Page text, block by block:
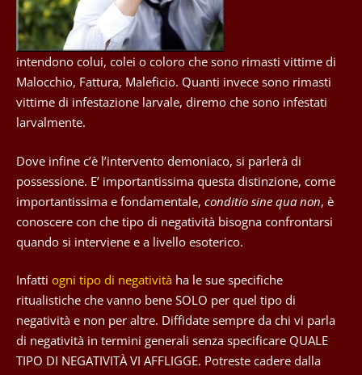
intendono colui, colei o coloro che sono rimasti vittime di
Malocchio, Fattura, Maleficio. Quanti invece sono rimasti
vittime di infestazione larvale, diremo che sono infestati
larvalmente.
Dove infine c’è l’intervento demoniaco, si parlerà di
possessione. E’ importantissima questa distinzione, come
importantissima e fondamentale, conditio sine qua non, è
conoscere con che tipo di negatività bisogna confrontarsi
quando si interviene e a livello esoterico.
Infatti ogni tipo di negatività ha le sue specifiche
ritualistiche che vanno bene SOLO per quel tipo di
negatività e non per altre. Diffidate sempre da chi vi parla
di negatività in termini generali senza specificare QUALE
TIPO DI NEGATIVITÀ VI AFFLIGGE. Potreste cadere dalla